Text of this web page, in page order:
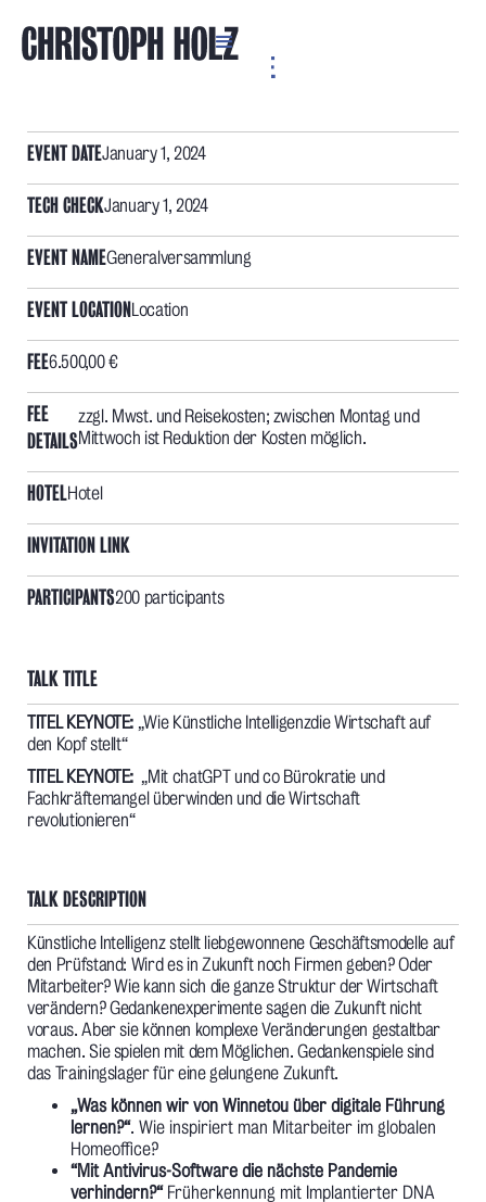
USE AS THE BASE SAMPLE
EVENT DATEJanuary 1, 2024
TECH CHECKJanuary 1, 2024
EVENT NAMEGeneralversammlung
EVENT LOCATIONLocation
FEE6.500,00 €
FEE
DETAILS
zzgl. Mwst. und Reisekosten; zwischen Montag und
Mittwoch ist Reduktion der Kosten möglich.
HOTELHotel
INVITATION LINK
PARTICIPANTS200 participants
TALK TITLE
TITEL KEYNOTE: „Wie Künstliche Intelligenzdie Wirtschaft auf
den Kopf stellt“
TITEL KEYNOTE: „Mit chatGPT und co Bürokratie und
Fachkräftemangel überwinden und die Wirtschaft
revolutionieren“
TALK DESCRIPTION
Künstliche Intelligenz stellt liebgewonnene Geschäftsmodelle auf
den Prüfstand: Wird es in Zukunft noch Firmen geben? Oder
Mitarbeiter? Wie kann sich die ganze Struktur der Wirtschaft
verändern? Gedankenexperimente sagen die Zukunft nicht
voraus. Aber sie können komplexe Veränderungen gestaltbar
machen. Sie spielen mit dem Möglichen. Gedankenspiele sind
das Trainingslager für eine gelungene Zukunft.
„Was können wir von Winnetou über digitale Führung
lernen?“. Wie inspiriert man Mitarbeiter im globalen
Homeoffice?
“Mit Antivirus-Software die nächste Pandemie
verhindern?“Früherkennung mit Implantierter DNA